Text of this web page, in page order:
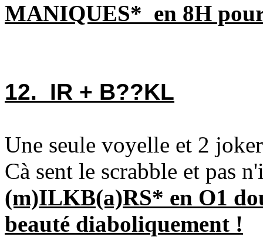
MANIQUES* en 8H
12. IR + B??KL
Une seule voyelle et 2
Cà sent le scrabble et pas
(m)ILKB(a)RS* en O1
beauté diaboliquement !